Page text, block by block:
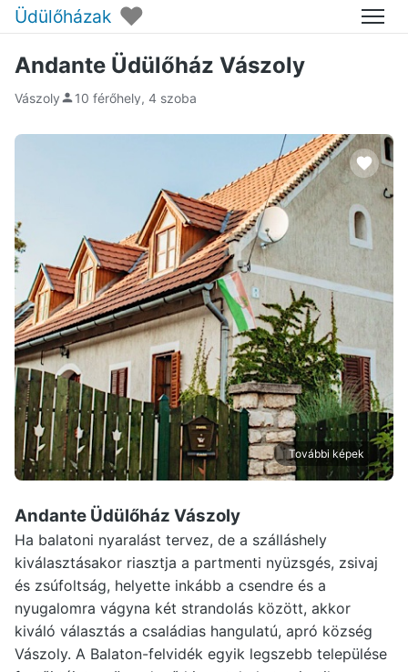
Üdülőházak ♥ Menü
Andante Üdülőház Vászoly
Vászoly 10 férőhely, 4 szoba
További képek
Andante Üdülőház Vászoly
Ha balatoni nyaralást tervez, de a szálláshely
kiválasztásakor riasztja a partmenti nyüzsgés, zsivaj
és zsúfoltság, helyette inkább a csendre és a
nyugalomra vágyna két strandolás között, akkor
kiváló választás a családias hangulatú, apró község
Vászoly. A Balaton-felvidék egyik legszebb települése